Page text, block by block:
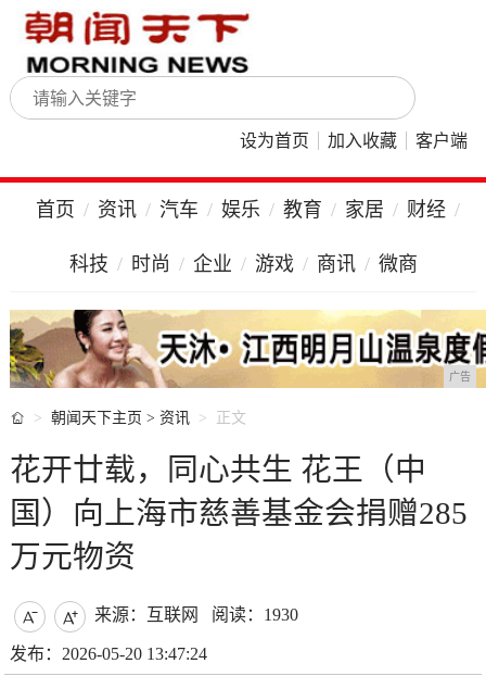
设为首页 加入收藏 客户端
首页 资讯 汽车 娱乐 教育 家居 财经
科技 时尚 企业 游戏 商讯 微商
广告
 朝闻天下主页 > 资讯 正文
花开廿载，同心共生 花王（中
国）向上海市慈善基金会捐赠285
万元物资
  来源：互联网 阅读：1930
发布：2026-05-20 13:47:24